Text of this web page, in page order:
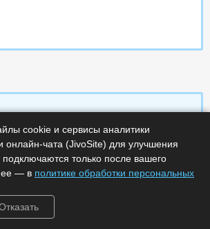
дней :14
0000-358763
заказа :
cookie и сервисы аналитики
онлайн-чата (JivoSite) для улучшения
только после вашего
— в политике обработки персональных